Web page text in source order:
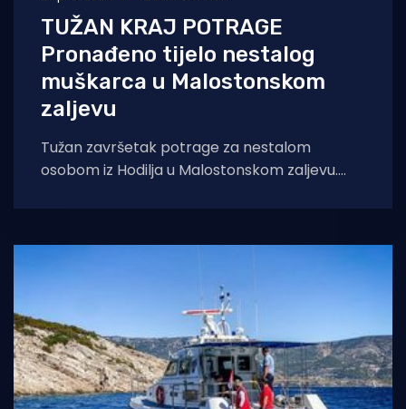
TUŽAN KRAJ POTRAGE
Pronađeno tijelo nestalog
muškarca u Malostonskom
zaljevu
Tužan završetak potrage za nestalom
osobom iz Hodilja u Malostonskom zaljevu.
identitet, a